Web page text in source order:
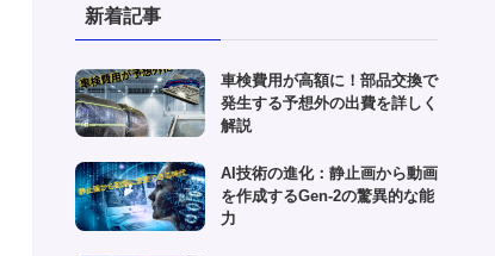
(1)
(6)
(1)
(1)
(2)
(2)
新着記事
車検費用が高額に！部品交換で
発生する予想外の出費を詳しく
解説
AI技術の進化：静止画から動画
を作成するGen-2の驚異的な能
力